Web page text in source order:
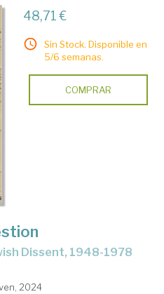
48,71 €
Sin Stock. Disponible en
5/6 semanas.
COMPRAR
Dissent, 1948-1978
2024